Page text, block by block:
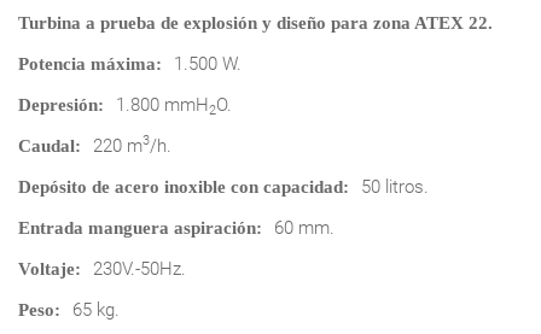
Turbina a prueba de explosión y diseño para zona ATEX 22.
Potencia máxima: 1.500 W.
Depresión: 1.800 mmH2O.
Caudal: 220 m3/h.
Depósito de acero inoxible con capacidad: 50 litros.
Entrada manguera aspiración: 60 mm.
Voltaje: 230V.-50Hz.
Peso: 65 kg.